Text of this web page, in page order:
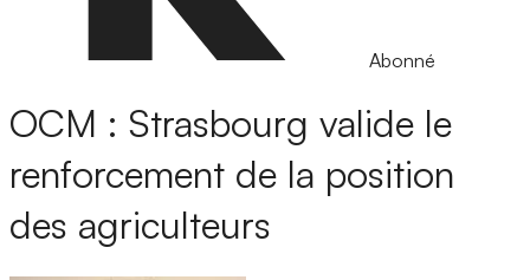
Abonné
OCM : Strasbourg valide le
renforcement de la position
des agriculteurs